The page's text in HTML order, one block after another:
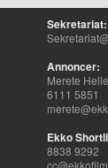
Sekretariat:
Annoncer:
Merete
6111 5851
Ekko
8838 9292